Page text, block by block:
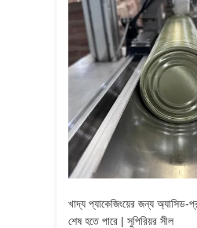
খাদ্য প্যাকেজিংয়ের জন্য অ্যাসিড-
শেষ হতে পারে | সুপিরিয়র সীল